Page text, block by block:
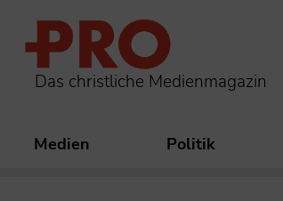
Das christliche Medienmagazin
Medien Politik